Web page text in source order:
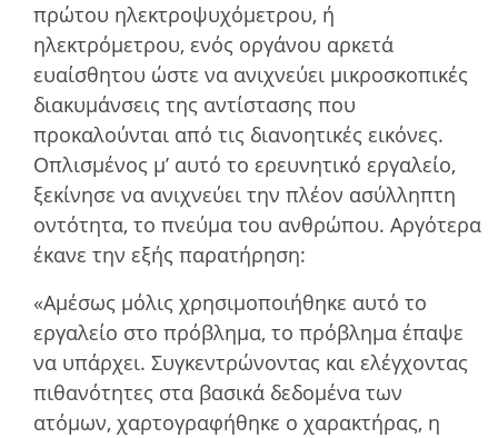
πρώτου ηλεκτροψυχόµετρου, ή
ηλεκτρόµετρου, ενός οργάνου αρκετά
ευαίσθητου ώστε να ανιχνεύει µικροσκοπικές
διακυµάνσεις της αντίστασης που
προκαλούνται από τις διανοητικές εικόνες.
Οπλισµένος µ’ αυτό το ερευνητικό εργαλείο,
ξεκίνησε να ανιχνεύει την πλέον ασύλληπτη
οντότητα, το πνεύµα του ανθρώπου. Αργότερα
έκανε την εξής παρατήρηση:
«Αµέσως µόλις χρησιµοποιήθηκε αυτό το
εργαλείο στο πρόβληµα, το πρόβληµα έπαψε
να υπάρχει. Συγκεντρώνοντας και ελέγχοντας
πιθανότητες στα βασικά δεδοµένα των
ατόµων, χαρτογραφήθηκε ο χαρακτήρας, η